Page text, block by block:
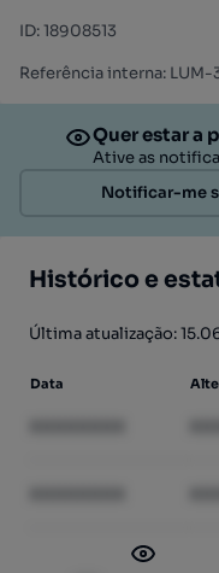
ID:18908513
Referência interna:
Quer estar a
Ative as
Notificar-me
Histórico e
Última atualização:
Data